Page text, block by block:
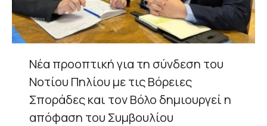
Νέα προοπτική για τη σύνδεση του
Νοτίου Πηλίου με τις Βόρειες
Σποράδες και τον Βόλο δημιουργεί η
απόφαση του Συμβουλίου